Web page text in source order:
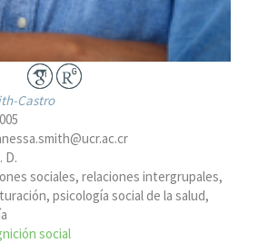
Castro
D.
sociales, relaciones intergrupales,
psicología social de la salud,
social